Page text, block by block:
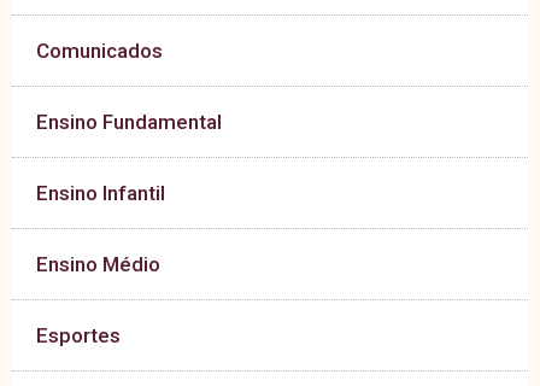
Comunicados
Ensino Fundamental
Ensino Infantil
Ensino Médio
Esportes